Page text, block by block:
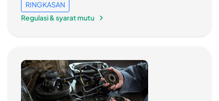
RINGKASAN
Regulasi & syarat mutu